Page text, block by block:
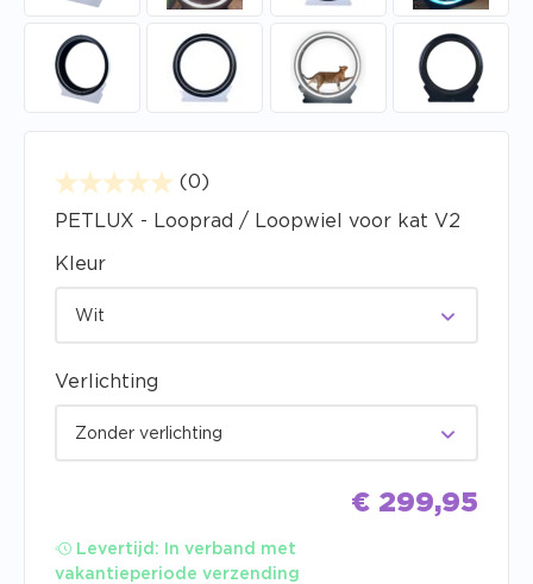
(0)
PETLUX - Looprad / Loopwiel voor kat V2
€ 299,95
Levertijd:
In verband met
vakantieperiode verzending
Kleur
Wit
Verlichting
Zonder verlichting